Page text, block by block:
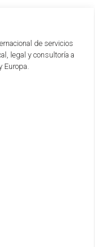
de servicios
legal y consultoría a
Europa.